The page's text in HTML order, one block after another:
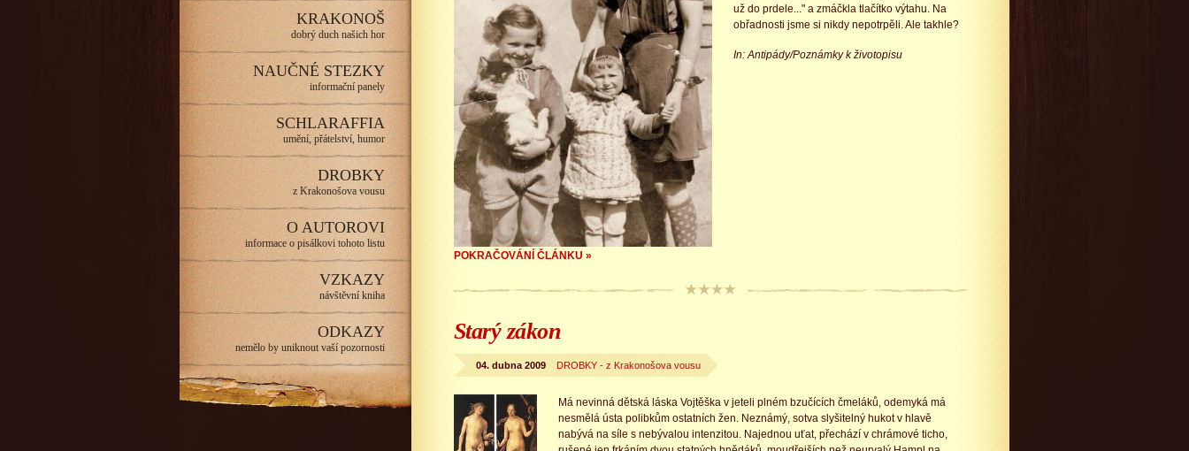
KRAKONOŠ
dobrý duch našich hor
NAUČNÉ STEZKY
informační panely
SCHLARAFFIA
umění, přátelství, humor
DROBKY
z Krakonošova vousu
O AUTOROVI
informace o pisálkovi tohoto listu
VZKAZY
návštěvní kniha
ODKAZY
nemělo by uniknout vaší pozornosti
už do prdele..." a zmáčkla tlačítko výtahu. Na
obřadnosti jsme si nikdy nepotrpěli. Ale takhle?
In: Antipády/Poznámky k životopisu
POKRAČOVÁNÍ ČLÁNKU »
Starý zákon
04. dubna 2009 DROBKY - z Krakonošova vousu
Má nevinná dětská láska Vojtěška v jeteli plném bzučících čmeláků, odemyká má
nesmělá ústa polibkům ostatních žen. Neznámý, sotva slyšitelný hukot v hlavě
nabývá na síle s nebývalou intenzitou. Najednou uťat, přechází v chrámové ticho,